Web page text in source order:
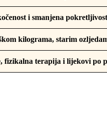
i smanjena
kilograma, starim
fizikalna terapija i lijekovi po